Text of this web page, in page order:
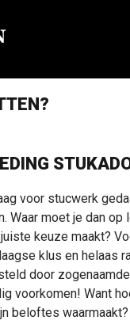
voor stucwerk
Waar moet je dan
keuze maakt?
klus en helaas
door
voorkomen! Want
beloftes waarmaakt?